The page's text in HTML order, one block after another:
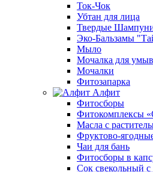
Ток-Чок
Убтан для лица
Твердые
Эко-Бальзамы
Мыло
Мочалка для
Мочалки
Фитозапарка
Алфит
Фитосборы
Фитокомплексы
Масла с
Фруктово-
Чаи для бань
Фитосборы в
Сок свекольный с